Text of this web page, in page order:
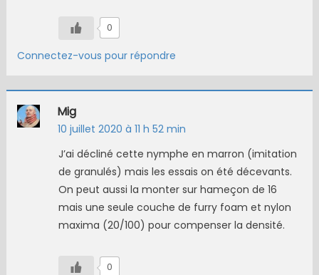
0
Connectez-vous pour répondre
Mig
10 juillet 2020 à 11 h 52 min
J’ai décliné cette nymphe en marron (imitation
de granulés) mais les essais on été décevants.
On peut aussi la monter sur hameçon de 16
mais une seule couche de furry foam et nylon
maxima (20/100) pour compenser la densité.
0